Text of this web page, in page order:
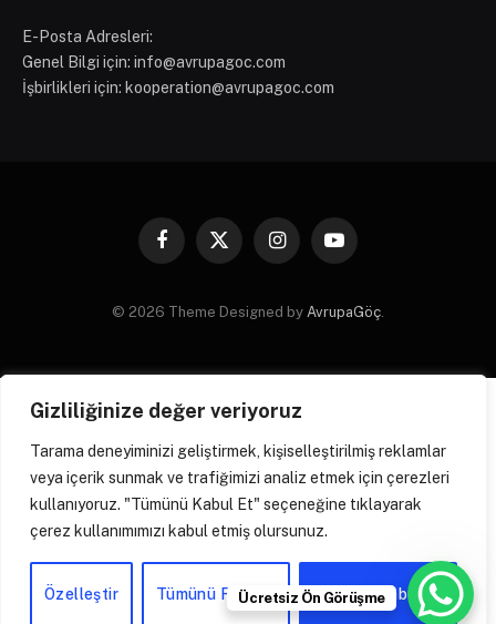
Gizliliğinize değer veriyoruz
Tarama deneyiminizi geliştirmek, kişiselleştirilmiş reklamlar
veya içerik sunmak ve trafiğimizi analiz etmek için çerezleri
kullanıyoruz. "Tümünü Kabul Et" seçeneğine tıklayarak
çerez kullanımımızı kabul etmiş olursunuz.
Özelleştir Tümünü Reddet Tümünü Kabul Et
E-Posta Adresleri:
Genel Bilgi için: info@avrupagoc.com
İşbirlikleri için: kooperation@avrupagoc.com
Facebook
X
InstagramYouTube
© 2026 Theme Designed by AvrupaGöç
Ücretsiz Ön Görüşme